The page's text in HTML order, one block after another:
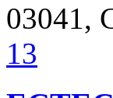
03041,
13